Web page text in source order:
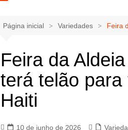
Página inicial Variedades Feira
Feira da
terá telão
Haiti
10 de junho de 2026